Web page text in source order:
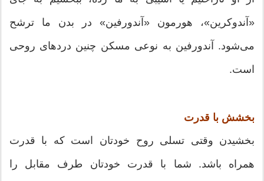
«آندوکرین»، هورمون «آندورفین» در بدن ما ترشح
می‌شود. آندورفین به نوعی مسکن چنین دردهای روحی
است.
بخشش با قدرت
بخشیدن وقتی تسلی روح خودتان است که با قدرت
همراه باشد. شما با قدرت خودتان طرف مقابل را